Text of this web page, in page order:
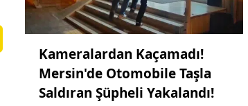
Kameralardan Kaçamadı!
Mersin'de Otomobile Taşla
Saldıran Şüpheli Yakalandı!